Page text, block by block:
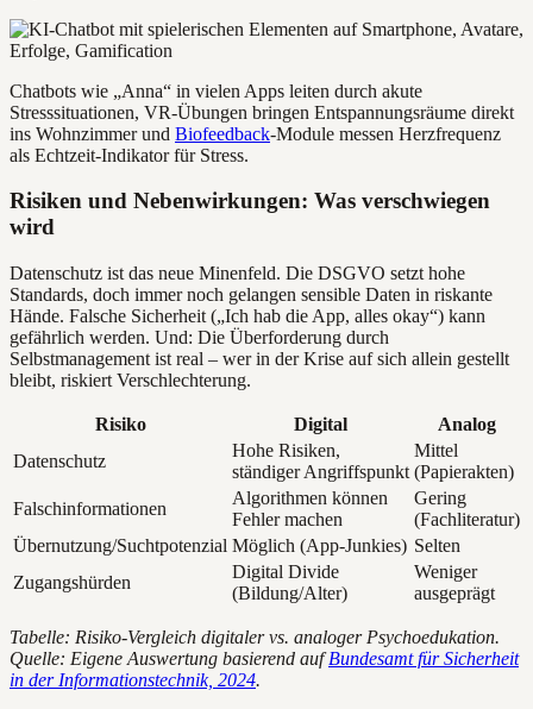
Chatbots wie „Anna“ in vielen Apps leiten durch akute
Stresssituationen, VR-Übungen bringen Entspannungsräume direkt
ins Wohnzimmer und Biofeedback-Module messen Herzfrequenz
als Echtzeit-Indikator für Stress.
Risiken und Nebenwirkungen: Was verschwiegen
wird
Datenschutz ist das neue Minenfeld. Die DSGVO setzt hohe
Standards, doch immer noch gelangen sensible Daten in riskante
Hände. Falsche Sicherheit („Ich hab die App, alles okay“) kann
gefährlich werden. Und: Die Überforderung durch
Selbstmanagement ist real – wer in der Krise auf sich allein gestellt
bleibt, riskiert Verschlechterung.
Risiko Digital
Analog
Datenschutz
Hohe Risiken,
ständiger Angriffspunkt
Mittel
(Papierakten)
Falschinformationen
Algorithmen können
Fehler machen
Gering
(Fachliteratur)
Übernutzung/Suchtpotenzial Möglich (App-Junkies) Selten
Zugangshürden
Digital Divide
(Bildung/Alter)
Weniger
ausgeprägt
Tabelle: Risiko-Vergleich digitaler vs. analoger Psychoedukation.
Quelle: Eigene Auswertung basierend aufBundesamt für Sicherheit
in der Informationstechnik, 2024.